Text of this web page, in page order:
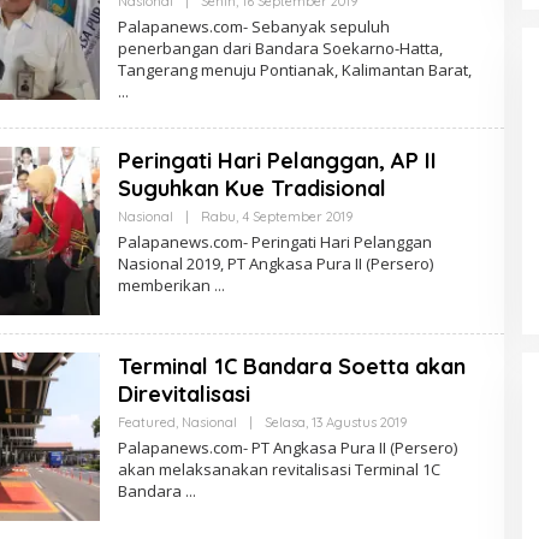
Palapanews.com- Sebanyak sepuluh
penerbangan dari Bandara Soekarno-Hatta,
Tangerang menuju Pontianak, Kalimantan Barat,
Peringati Hari Pelanggan, AP II
Suguhkan Kue Tradisional
Nasional Rabu, 4 September 2019Oleh
Palapanews.com- Peringati Hari Pelanggan
Nasional 2019, PT Angkasa Pura II (Persero)
memberikan
Terminal 1C Bandara Soetta akan
Direvitalisasi
Featured, Nasional Selasa, 13 Agustus 2019Oleh
Palapanews.com- PT Angkasa Pura II (Persero)
akan melaksanakan revitalisasi Terminal 1C
Bandara
Bayar Pajak Makin Mudah, Pemkot
Tangerang Gandeng Tokopedia